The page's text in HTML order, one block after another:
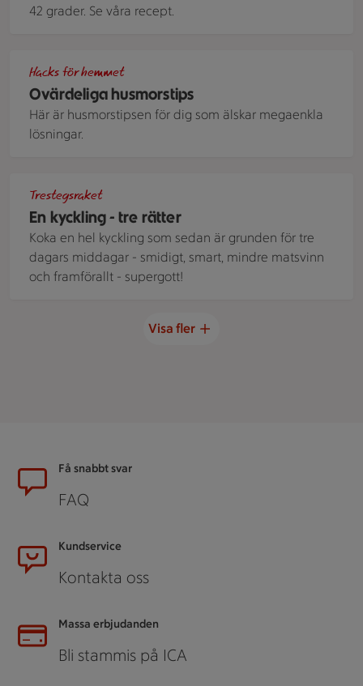
42 grader. Se våra recept.
Ovärdeliga husmorstips
Hacks för hemmet
Här är husmorstipsen för dig som älskar megaenkla
lösningar.
En kyckling - tre rätter
Trestegsraket
Koka en hel kyckling som sedan är grunden för tre
dagars middagar - smidigt, smart, mindre matsvinn
och framförallt - supergott!
Visa fler
SidfotFå snabbt svar
FAQ
Kundservice
Kontakta oss
Massa erbjudanden
Bli stammis på ICA